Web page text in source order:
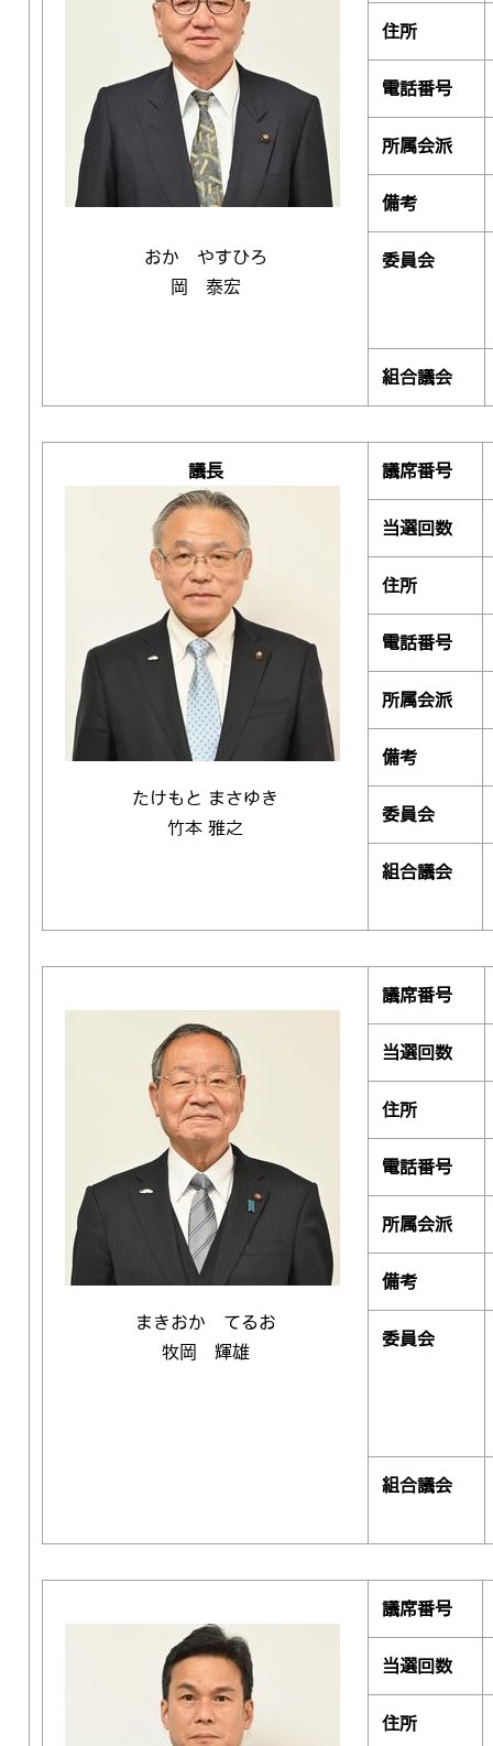
おか やすひろ
岡 泰宏
住所
電話番号
所属会派
備考
委員会
組合議会
議長
たけもと まさゆき
竹本 雅之
議席番号
当選回数
住所
電話番号
所属会派
備考
委員会
組合議会
まきおか てるお
牧岡 輝雄
議席番号
当選回数
住所
電話番号
所属会派
備考
委員会
組合議会
議席番号
当選回数
住所